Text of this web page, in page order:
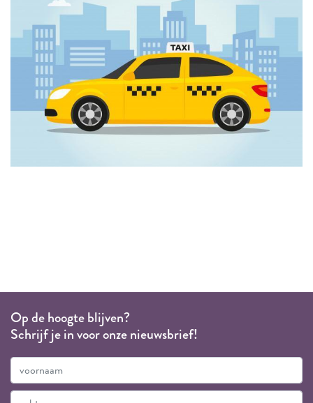
Op de hoogte blijven?
Schrijf je in voor onze nieuwsbrief!